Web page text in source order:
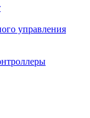
управления